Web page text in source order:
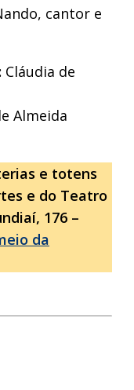
cantor e
Cláudia de
Almeida
e totens
e do Teatro
176 –
da